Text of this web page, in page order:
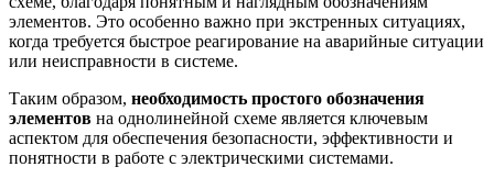
элементов. Это особенно важно при экстренных ситуациях,
когда требуется быстрое реагирование на аварийные ситуации
или неисправности в системе.
Таким образом, необходимость простого обозначения
элементов на однолинейной схеме является ключевым
аспектом для обеспечения безопасности, эффективности и
понятности в работе с электрическими системами.